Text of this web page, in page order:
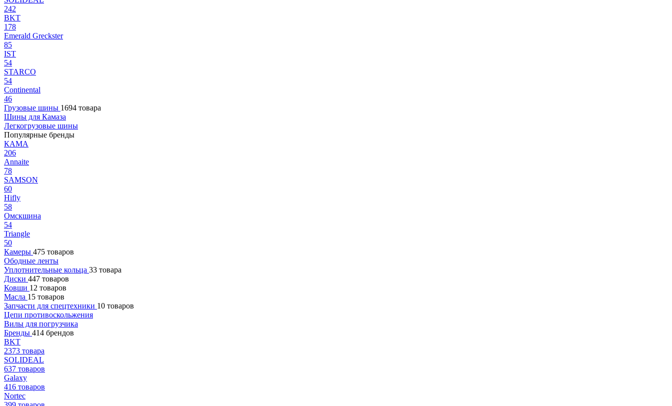
242
BKT
178
Emerald Greckster
85
IST
54
STARCO
54
Continental
46
Грузовые шины 1694 товара
Шины для Камаза
Легкогрузовые шины
Популярные бренды
КАМА
206
Annaite
78
SAMSON
60
Hifly
58
Омскшина
54
Triangle
50
Камеры 475 товаров
Ободные ленты
Уплотнительные кольца 33 товара
Диски 447 товаров
Ковши 12 товаров
Масла 15 товаров
Запчасти для спецтехники 10 товаров
Цепи противоскольжения
Вилы для погрузчика
Бренды 414 брендов
BKT
2373 товара
SOLIDEAL
637 товаров
Galaxy
416 товаров
Nortec